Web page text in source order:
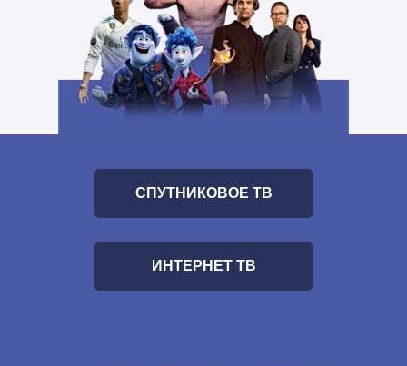
СПУТНИКОВОЕ ТВ
ИНТЕРНЕТ ТВ